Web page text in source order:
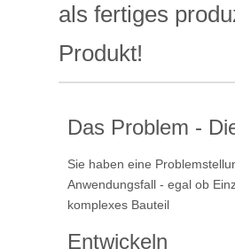
als fertiges
Produkt!
Das Problem -
Sie haben eine
Anwendungsfall - egal ob
komplexes Bauteil
Entwickeln